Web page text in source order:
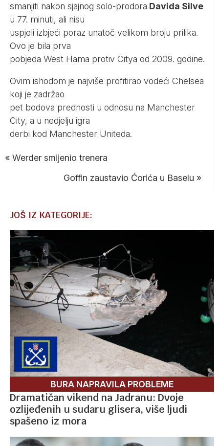
smanjiti nakon sjajnog solo-prodora Davida Silve
u 77. minuti, ali nisu
uspjeli izbjeći poraz unatoč velikom broju prilika.
Ovo je bila prva
pobjeda West Hama protiv Citya od 2009. godine.
Ovim ishodom je najviše profitirao vodeći Chelsea
koji je zadržao
pet bodova prednosti u odnosu na Manchester
City, a u nedjelju igra
derbi kod Manchester Uniteda.
« Werder smijenio trenera
Goffin zaustavio Ćorića u Baselu »
JOŠ IZ KATEGORIJE:
BURA NAPRAVILA PROBLEME
Dramatičan vikend na Jadranu: Dvoje
ozlijeđenih u sudaru glisera, više ljudi
spašeno iz mora